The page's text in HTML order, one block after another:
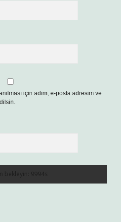
için adım, e-posta adresim ve